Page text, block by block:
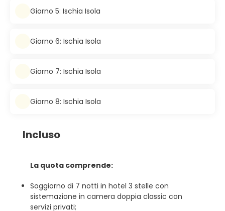
Giorno 5: Ischia Isola
Giorno 6: Ischia Isola
Giorno 7: Ischia Isola
Giorno 8: Ischia Isola
Incluso
La quota comprende:
Soggiorno di 7 notti in hotel 3 stelle con
sistemazione in camera doppia classic con
servizi privati;